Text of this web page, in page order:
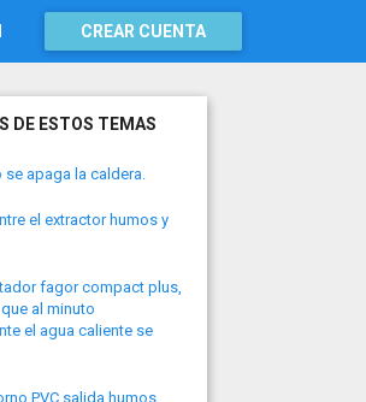
CREAR CUENTA
DE ESTOS TEMAS
apaga la caldera.
el extractor humos y
fagor compact plus,
al minuto
el agua caliente se
PVC salida humos